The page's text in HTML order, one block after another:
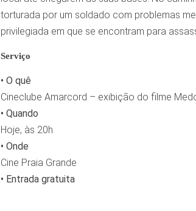
torturada por um soldado com problemas
privilegiada em que se encontram para
Serviço
• O quê
Cineclube Amarcord – exibição do filme
• Quando
Hoje, às 20h
• Onde
Cine Praia Grande
• Entrada gratuita